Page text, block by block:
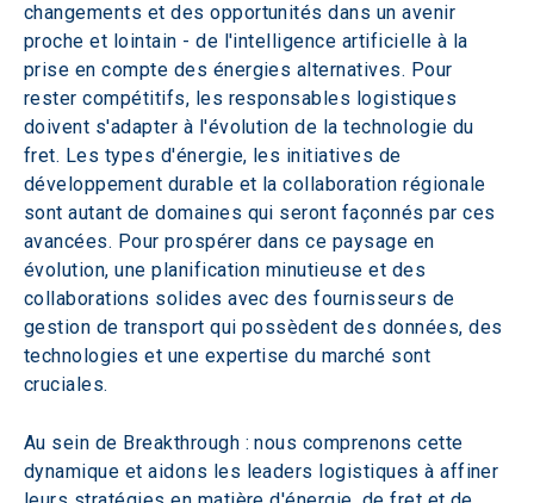
changements et des opportunités dans un avenir
proche et lointain - de l'intelligence artificielle à la
prise en compte des énergies alternatives. Pour
rester compétitifs, les responsables logistiques
doivent s'adapter à l'évolution de la technologie du
fret. Les types d'énergie, les initiatives de
développement durable et la collaboration régionale
sont autant de domaines qui seront façonnés par ces
avancées. Pour prospérer dans ce paysage en
évolution, une planification minutieuse et des
collaborations solides avec des fournisseurs de
gestion de transport qui possèdent des données, des
technologies et une expertise du marché sont
cruciales.
Au sein de Breakthrough : nous comprenons cette
dynamique et aidons les leaders logistiques à affiner